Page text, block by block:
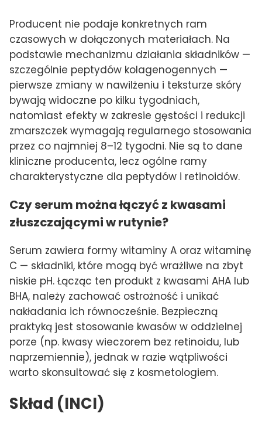
Producent nie podaje konkretnych ram
czasowych w dołączonych materiałach. Na
podstawie mechanizmu działania składników —
szczególnie peptydów kolagenogennych —
pierwsze zmiany w nawilżeniu i teksturze skóry
bywają widoczne po kilku tygodniach,
natomiast efekty w zakresie gęstości i redukcji
zmarszczek wymagają regularnego stosowania
przez co najmniej 8–12 tygodni. Nie są to dane
kliniczne producenta, lecz ogólne ramy
charakterystyczne dla peptydów i retinoidów.
Czy serum można łączyć z kwasami
złuszczającymi w rutynie?
Serum zawiera formy witaminy A oraz witaminę
C — składniki, które mogą być wrażliwe na zbyt
niskie pH. Łącząc ten produkt z kwasami AHA lub
BHA, należy zachować ostrożność i unikać
nakładania ich równocześnie. Bezpieczną
praktyką jest stosowanie kwasów w oddzielnej
porze (np. kwasy wieczorem bez retinoidu, lub
naprzemiennie), jednak w razie wątpliwości
warto skonsultować się z kosmetologiem.
Skład (INCI)